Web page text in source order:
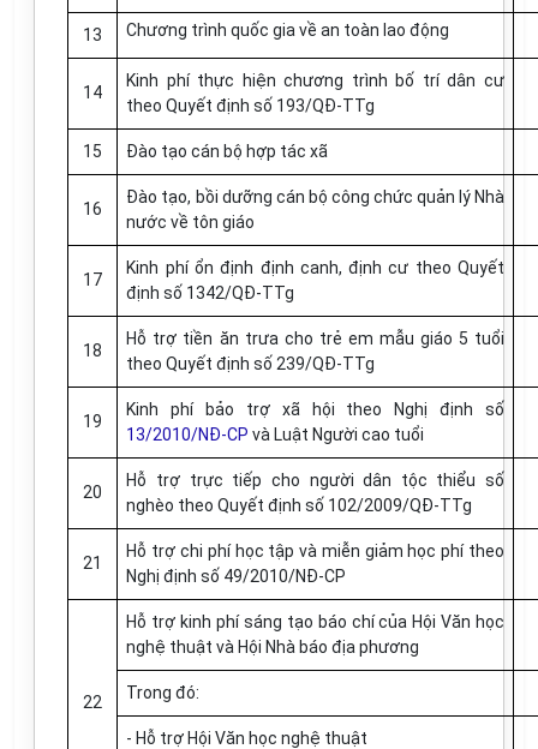
13 Chương trình quốc gia về an toàn lao động
14
Kinh phí thực hiện chương trình bố trí dân cư
theo Quyết định số 193/QĐ-TTg
15 Đào tạo cán bộ hợp tác xã
16
Đào tạo, bồi dưỡng cán bộ công chức quản lý Nhà
nước về tôn giáo
17
Kinh phí ổn định định canh, định cư theo Quyết
định số 1342/QĐ-TTg
18
Hỗ trợ tiền ăn trưa cho trẻ em mẫu giáo 5 tuổi
theo Quyết định số 239/QĐ-TTg
19
Kinh phí bảo trợ xã hội theo Nghị định số
13/2010/NĐ-CP và Luật Người cao tuổi
20
Hỗ trợ trực tiếp cho người dân tộc thiểu số
nghèo theo Quyết định số 102/2009/QĐ-TTg
21
Hỗ trợ chi phí học tập và miễn giảm học phí theo
Nghị định số 49/2010/NĐ-CP
22
Hỗ trợ kinh phí sáng tạo báo chí của Hội Văn học
nghệ thuật và Hội Nhà báo địa phương
Trong đó:
- Hỗ trợ Hội Văn học nghệ thuật